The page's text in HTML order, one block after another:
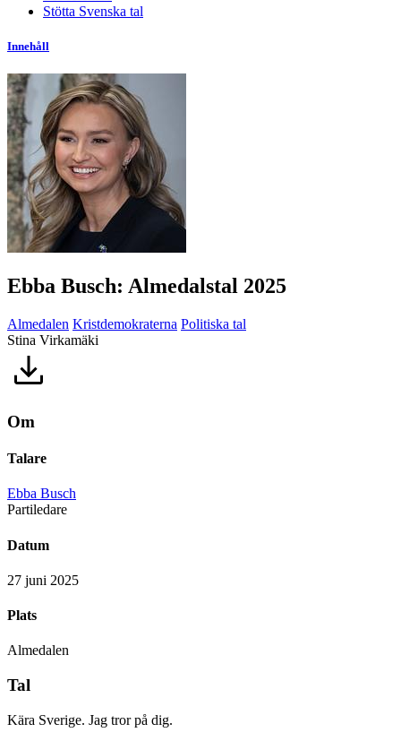
Stötta Svenska tal
Innehåll
Ebba Busch: Almedalstal 2025
Almedalen Kristdemokraterna Politiska tal
Stina Virkamäki
Om
Talare
Ebba Busch
Partiledare
Datum
27 juni 2025
Plats
Almedalen
Tal
Kära Sverige. Jag tror på dig.